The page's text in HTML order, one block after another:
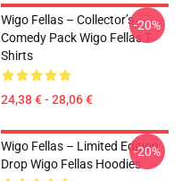
Wigo Fellas – Collector’s
Comedy Pack Wigo Fellas T-
Shirts
24,38 € - 28,06 €
-20%
Wigo Fellas – Limited Edition
Drop Wigo Fellas Hoodies
-20%